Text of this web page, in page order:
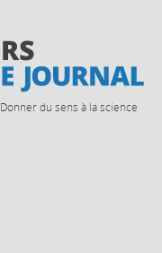
Donner du sens à la science